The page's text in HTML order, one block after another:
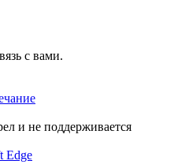
с вами.
и не поддерживается
Edge